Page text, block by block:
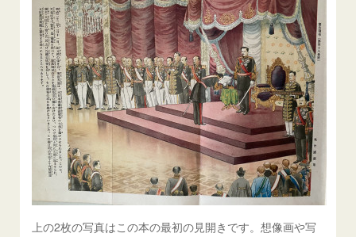
上の2枚の写真はこの本の最初の見開きです。想像画や写